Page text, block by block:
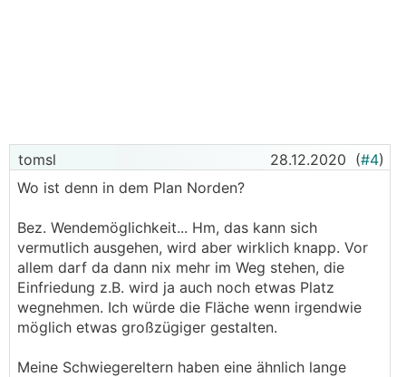
tomsl 28.12.2020 (#4)
Wo ist denn in dem Plan Norden?
Bez. Wendemöglichkeit... Hm, das kann sich
vermutlich ausgehen, wird aber wirklich knapp. Vor
allem darf da dann nix mehr im Weg stehen, die
Einfriedung z.B. wird ja auch noch etwas Platz
wegnehmen. Ich würde die Fläche wenn irgendwie
möglich etwas großzügiger gestalten.
Meine Schwiegereltern haben eine ähnlich lange